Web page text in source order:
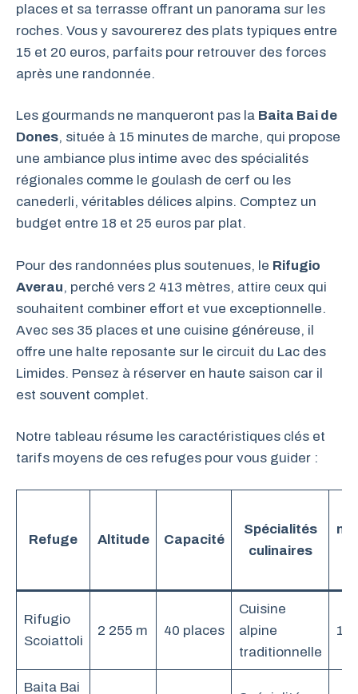
places et sa terrasse offrant un panorama sur les
roches. Vous y savourerez des plats typiques entre
15 et 20 euros, parfaits pour retrouver des forces
après une randonnée.
Les gourmands ne manqueront pas la Baita Bai de
Dones, située à 15 minutes de marche, qui propose
une ambiance plus intime avec des spécialités
régionales comme le goulash de cerf ou les
canederli, véritables délices alpins. Comptez un
budget entre 18 et 25 euros par plat.
Pour des randonnées plus soutenues, le Rifugio
Averau, perché vers 2 413 mètres, attire ceux qui
souhaitent combiner effort et vue exceptionnelle.
Avec ses 35 places et une cuisine généreuse, il
offre une halte reposante sur le circuit du Lac des
Limides. Pensez à réserver en haute saison car il
est souvent complet.
Notre tableau résume les caractéristiques clés et
tarifs moyens de ces refuges pour vous guider :
Refuge Altitude Capacité
Spécialités
culinaires
Rifugio
Scoiattoli
2 255 m 40 places
Cuisine
alpine
traditionnelle
Baita Bai